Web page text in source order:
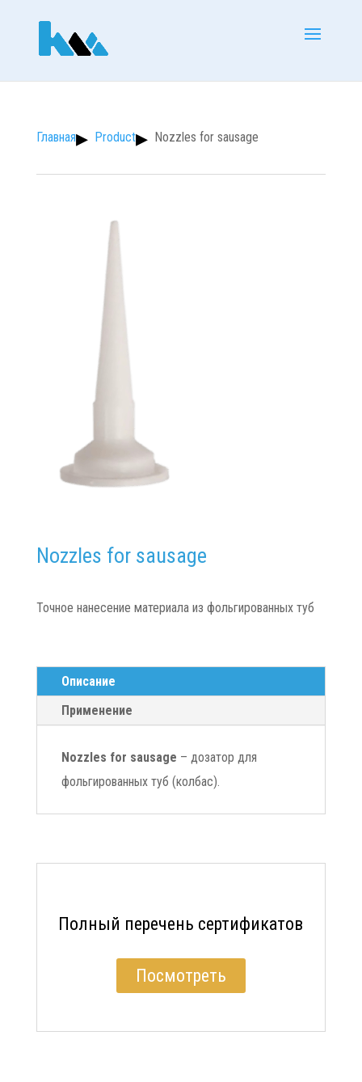
Product Nozzles for sausage
Nozzles for sausage
Точное нанесение материала из фольгированных туб
Описание
Применение
Nozzles for sausage – дозатор для
фольгированных туб (колбас).
Полный перечень сертификатов
Посмотреть